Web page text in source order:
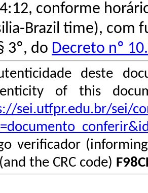
conforme
Brazil time), com
3º, do Decreto nº
deste
of this
sei.utfpr.edu.br/sei/
verificador
the CRC code)